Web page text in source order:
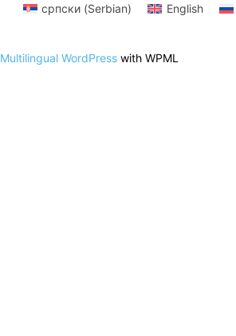
српски (Serbian) English
Multilingual WordPress with WPML